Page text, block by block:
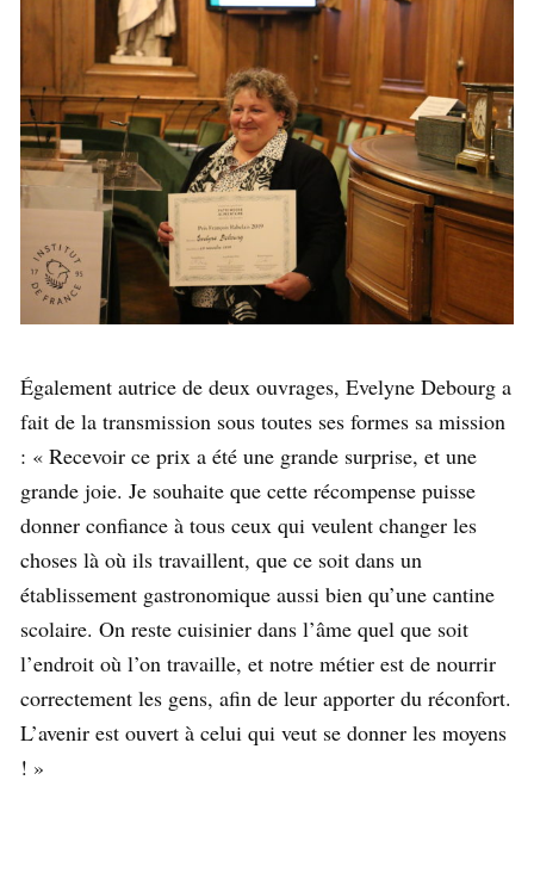
Également autrice de deux ouvrages, Evelyne Debourg a
fait de la transmission sous toutes ses formes sa mission
: « Recevoir ce prix a été une grande surprise, et une
grande joie. Je souhaite que cette récompense puisse
donner confiance à tous ceux qui veulent changer les
choses là où ils travaillent, que ce soit dans un
établissement gastronomique aussi bien qu’une cantine
scolaire. On reste cuisinier dans l’âme quel que soit
l’endroit où l’on travaille, et notre métier est de nourrir
correctement les gens, afin de leur apporter du réconfort.
L’avenir est ouvert à celui qui veut se donner les moyens
! »